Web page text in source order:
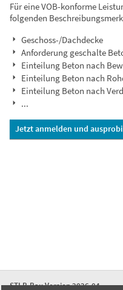
Für eine VOB-konforme
folgenden
Geschoss-/Dachdecke
Anforderung geschalte
Einteilung Beton nach
Einteilung Beton nach
Einteilung Beton nach
...
Jetzt anmelden und
STLB-Bau Version 2026-04